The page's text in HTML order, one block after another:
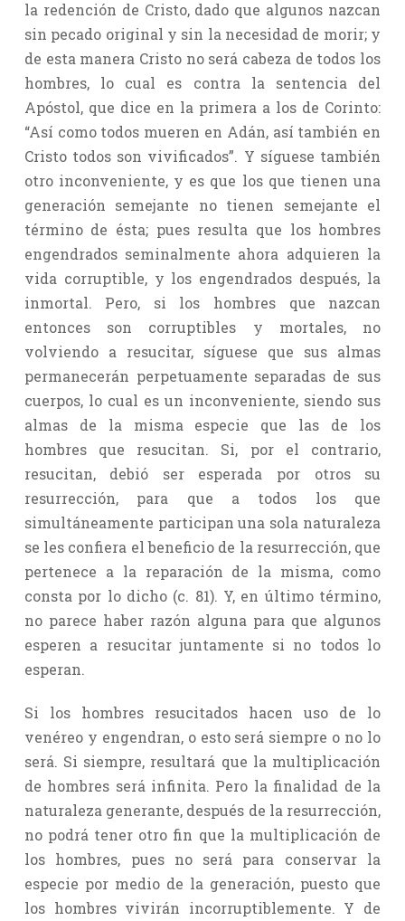
la redención de Cristo, dado que algunos nazcan
sin pecado original y sin la necesidad de morir; y
de esta manera Cristo no será cabeza de todos los
hombres, lo cual es contra la sentencia del
Apóstol, que dice en la primera a los de Corinto:
“Así como todos mueren en Adán, así también en
Cristo todos son vivificados”. Y síguese también
otro inconveniente, y es que los que tienen una
generación semejante no tienen semejante el
término de ésta; pues resulta que los hombres
engendrados seminalmente ahora adquieren la
vida corruptible, y los engendrados después, la
inmortal. Pero, si los hombres que nazcan
entonces son corruptibles y mortales, no
volviendo a resucitar, síguese que sus almas
permanecerán perpetuamente separadas de sus
cuerpos, lo cual es un inconveniente, siendo sus
almas de la misma especie que las de los
hombres que resucitan. Si, por el contrario,
resucitan, debió ser esperada por otros su
resurrección, para que a todos los que
simultáneamente participan una sola naturaleza
se les confiera el beneficio de la resurrección, que
pertenece a la reparación de la misma, como
consta por lo dicho (c. 81). Y, en último término,
no parece haber razón alguna para que algunos
esperen a resucitar juntamente si no todos lo
esperan.
Si los hombres resucitados hacen uso de lo
venéreo y engendran, o esto será siempre o no lo
será. Si siempre, resultará que la multiplicación
de hombres será infinita. Pero la finalidad de la
naturaleza generante, después de la resurrección,
no podrá tener otro fin que la multiplicación de
los hombres, pues no será para conservar la
especie por medio de la generación, puesto que
los hombres vivirán incorruptiblemente. Y de